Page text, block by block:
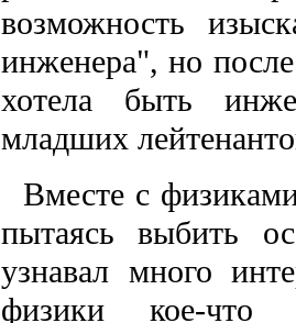
возможность
инженера", но
хотела быть
младших
Вместе с
пытаясь выбить
узнавал много
физики кое-